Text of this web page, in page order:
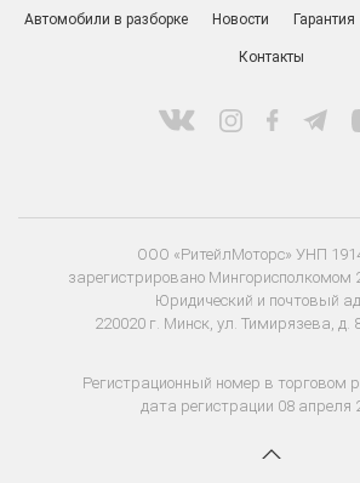
Автомобили в разборке Новости Гарантия
Контакты
ООО «РитейлМоторс» УНП
зарегистрировано Мингорисполкомом
Юридический и почтовый
220020 г. Минск, ул. Тимирязева, д.
Регистрационный номер в торговом
дата регистрации 08 апреля